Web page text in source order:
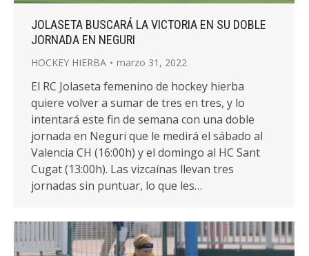
JOLASETA BUSCARÁ LA VICTORIA EN SU DOBLE
JORNADA EN NEGURI
HOCKEY HIERBA marzo 31, 2022
El RC Jolaseta femenino de hockey hierba
quiere volver a sumar de tres en tres, y lo
intentará este fin de semana con una doble
jornada en Neguri que le medirá el sábado al
Valencia CH (16:00h) y el domingo al HC Sant
Cugat (13:00h). Las vizcaínas llevan tres
jornadas sin puntuar, lo que les…